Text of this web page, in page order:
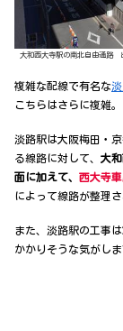
大和西大寺駅の南北自由通路
複雑な配線で有名な
こちらはさらに複雑。
淡路駅は大阪梅田・
る線路に対して、 大
面に加えて、 西大寺
によって線路が整理
また、淡路駅の工事
かかりそうな気がしま